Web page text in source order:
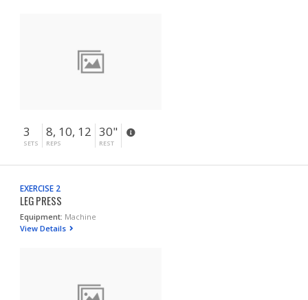
3
SETS
8, 10, 12
REPS
30"
REST
EXERCISE 2
LEG PRESS
Equipment: Machine
View Details